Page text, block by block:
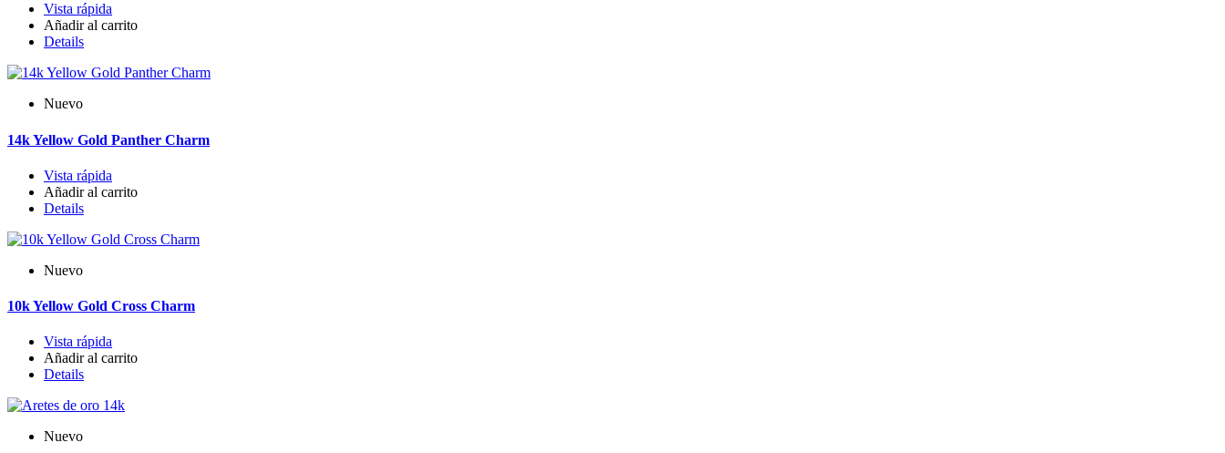
Vista rápida
Añadir al carrito
Details
Nuevo
14k Yellow Gold Panther Charm
Vista rápida
Añadir al carrito
Details
Nuevo
10k Yellow Gold Cross Charm
Vista rápida
Añadir al carrito
Details
Nuevo